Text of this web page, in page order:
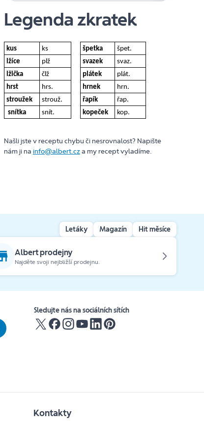
Legenda zkratek
kus ks špetka
špet.
lžíce
plž svazek
svaz.
lžička
člž plátek
plát.
hrst
hrs. hrnek
hrn.
stroužek
strouž. řapík
řap.
snítka
snít. kopeček kop.
Našli jste v receptu chybu či nesrovnalost? Napište
nám ji na info@albert.cza my recept vyladíme.
Letáky Magazín Hit měsíce
Albert prodejny
Najděte svoji nejbližší prodejnu.
Sledujte nás na sociálních sítích
Kontakty